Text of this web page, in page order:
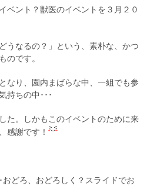
ベント？獣医のイベントを３月２０
うなるの？」という、素朴な、かつ
のです。
なり、園内まばらな中、一組でも参
持ちの中･･･
た。しかもこのイベントのために来
感謝です！
どろ、おどろしく？スライドでお